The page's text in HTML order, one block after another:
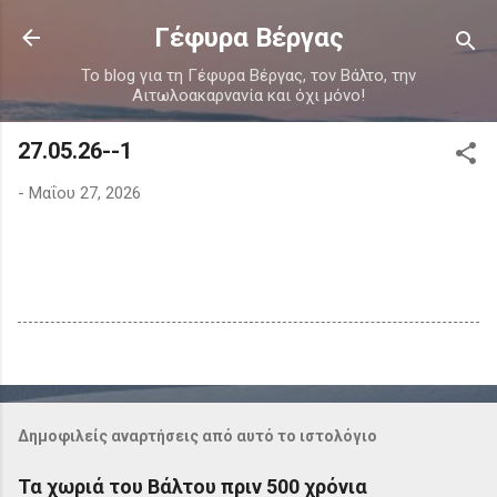
Μετάβαση στο κύριο περιεχόμενο
Γέφυρα Βέργας
Το blog για τη Γέφυρα Βέργας, τον Βάλτο, την
Αιτωλοακαρνανία και όχι μόνο!
27.05.26--1
- Μαΐου 27, 2026
Δημοφιλείς αναρτήσεις από αυτό το ιστολόγιο
Τα χωριά του Βάλτου πριν 500 χρόνια